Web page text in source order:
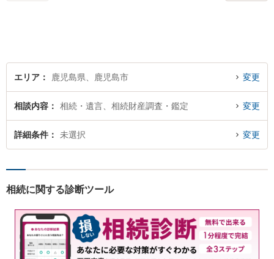
エリア 鹿児島県、鹿児島市 変更
相談内容 相続・遺言、相続財産調査・鑑定 変更
詳細条件 未選択 変更
相続に関する診断ツール